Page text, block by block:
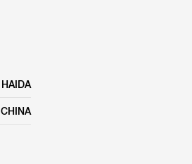
HAIDA
CHINA